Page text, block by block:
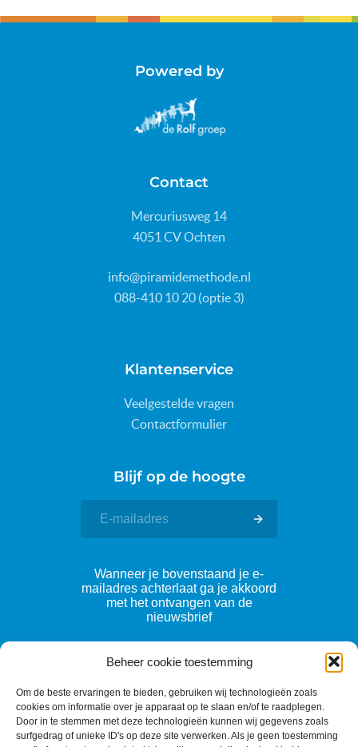
Beheer cookie toestemming
Om de beste ervaringen te bieden, gebruiken wij technologieën zoals
cookies om informatie over je apparaat op te slaan en/of te raadplegen.
Door in te stemmen met deze technologieën kunnen wij gegevens zoals
surfgedrag of unieke ID's op deze site verwerken. Als je geen toestemming
Powered by
Contact
Mercuriusweg 14
4051 CV Ochten
info@piramidemethode.nl
088-410 10 20 (optie 3)
Klantenservice
Veelgestelde vragen
Contactformulier
Blijf op de hoogte
Wanneer je bovenstaand je e-
mailadres achterlaat ga je akkoord
met het ontvangen van de
nieuwsbrief
Volg ons